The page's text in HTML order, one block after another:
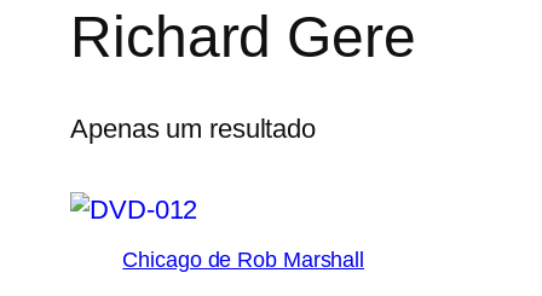
Richard Gere
Apenas um resultado
Chicago de Rob Marshall